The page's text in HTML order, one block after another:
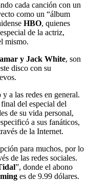
cada canción con un
como un “álbum
HBO, quienes
de la actriz,
mismo.
y Jack White, son
disco con su
a las redes en general.
del especial del
de su vida personal,
a sus fanáticos,
de la Internet.
para muchos, por lo
de las redes sociales.
”, donde el abono
es de 9.99 dólares.